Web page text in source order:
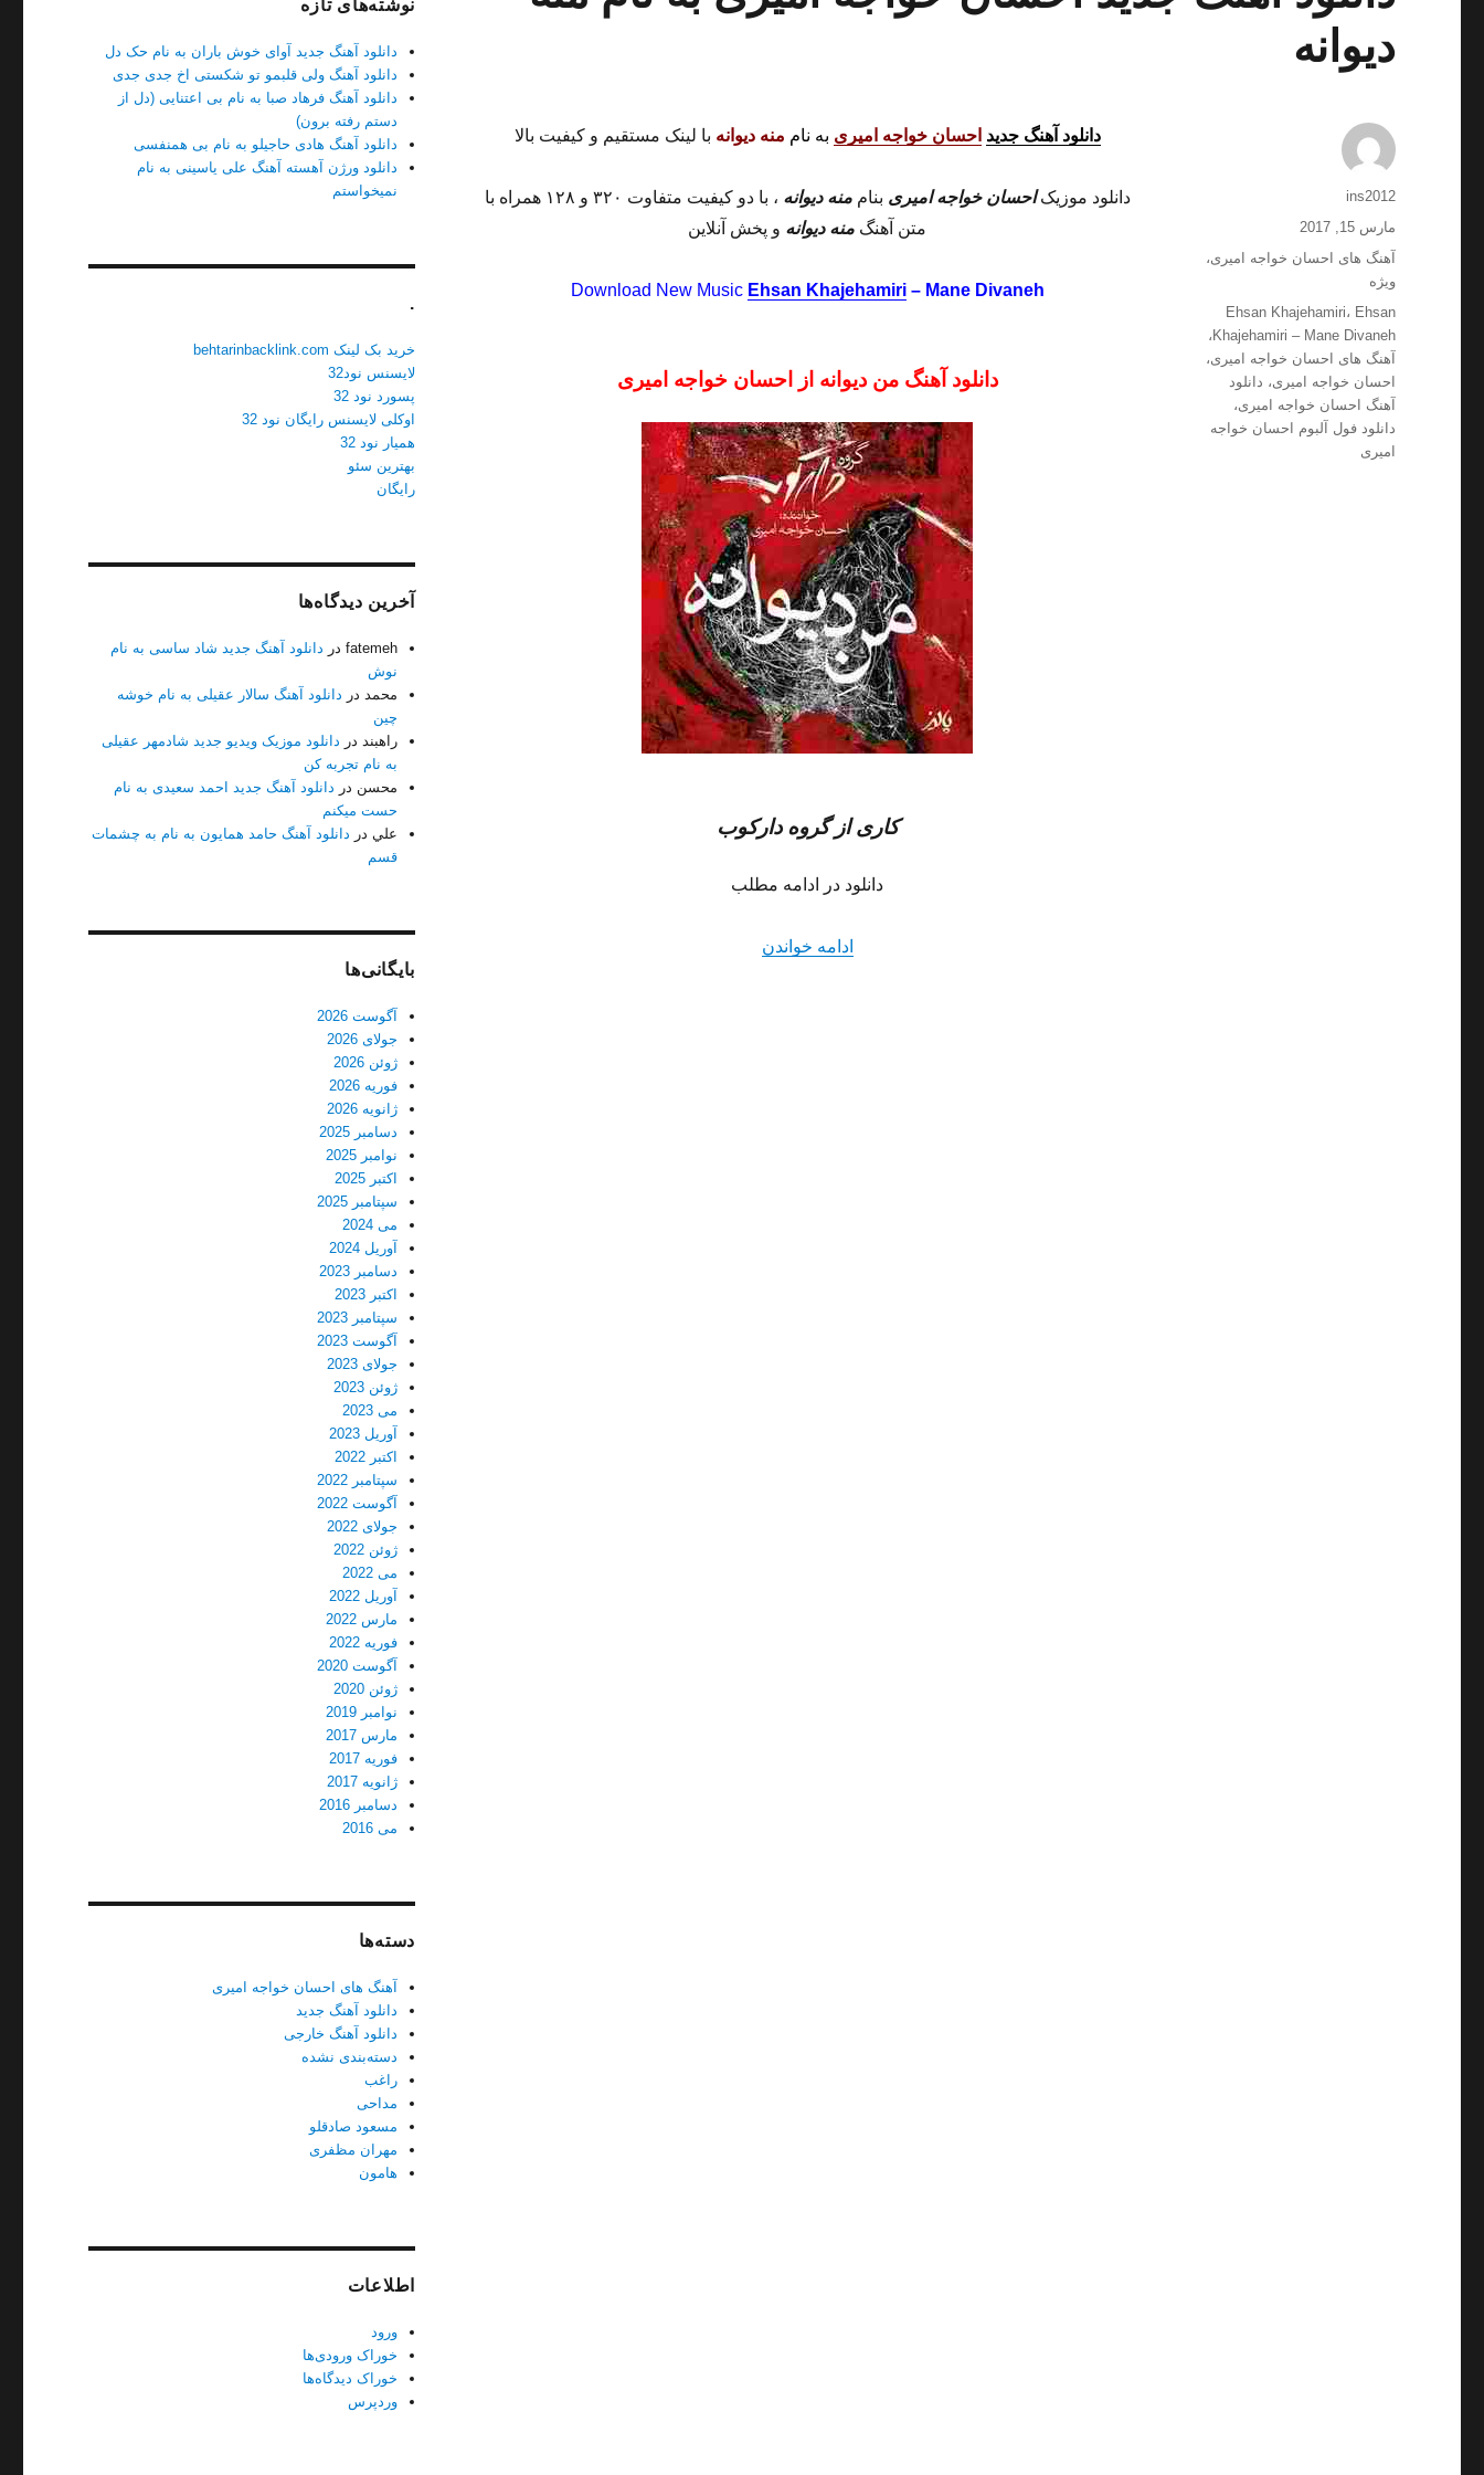
دیوانه
دانلود آهنگ جدید احسان خواجه امیری به نام منه دیوانه با لینک مستقیم و کیفیت بالا
دانلود موزیکاحسان خواجه امیری بناممنه دیوانه
، با دو کیفیت متفاوت ۳۲۰ و ۱۲۸ همراه با
متن آهنگ منه دیوانه و پخش آنلاین
Download New Music Ehsan Khajehamiri– Mane Divaneh
دانلود آهنگ من دیوانه از احسان خواجه امیری
کاری از گروه دارکوب
دانلود در ادامه مطلب
ادامه خواندن
نویسنده
ins2012
ارسال
شده
مارس 15, 2017
دسته‌ها
آهنگ های احسان خواجه امیری،
ویژه
برچسب‌هاEhsan Khajehamiri، Ehsan
Khajehamiri – Mane Divaneh ،
آهنگ های احسان خواجه امیری،
احسان خواجه امیری، دانلود
آهنگ احسان خواجه امیری،
دانلود فول آلبوم احسان خواجه
امیری
نوشته‌های تازه
دانلود آهنگ جدید آوای خوش باران به نام حک دل
دانلود آهنگ ولی قلبمو تو شکستی اخ جدی جدی
دانلود آهنگ فرهاد صبا به نام بی اعتنایی (دل از
دستم رفته برون)
دانلود آهنگ هادی حاجیلو به نام بی همنفسی
دانلود ورژن آهسته آهنگ علی یاسینی به نام
نمیخواستم
.
خرید بک لینک behtarinbacklink.com
لایسنس نود32
پسورد نود 32
اوکلی لایسنس رایگان نود 32
همیار نود 32
بهترین سئو
رایگان
آخرین دیدگاه‌ها
fatemeh در دانلود آهنگ جدید شاد ساسی به نام
نوش
محمد در دانلود آهنگ سالار عقیلی به نام خوشه
چین
راهبند در دانلود موزیک ویدیو جدید شادمهر عقیلی
به نام تجربه کن
محسن در دانلود آهنگ جدید احمد سعیدی به نام
حست میکنم
علي در دانلود آهنگ حامد همایون به نام به چشمات
قسم
بایگانی‌ها
آگوست 2026
جولای 2026
ژوئن 2026
فوریه 2026
ژانویه 2026
دسامبر 2025
نوامبر 2025
اکتبر 2025
سپتامبر 2025
می 2024
آوریل 2024
دسامبر 2023
اکتبر 2023
سپتامبر 2023
آگوست 2023
جولای 2023
ژوئن 2023
می 2023
آوریل 2023
اکتبر 2022
سپتامبر 2022
آگوست 2022
جولای 2022
ژوئن 2022
می 2022
آوریل 2022
مارس 2022
فوریه 2022
آگوست 2020
ژوئن 2020
نوامبر 2019
مارس 2017
فوریه 2017
ژانویه 2017
دسامبر 2016
می 2016
دسته‌ها
آهنگ های احسان خواجه امیری
دانلود آهنگ جدید
دانلود آهنگ خارجی
دسته‌بندی نشده
راغب
مداحی
مسعود صادقلو
مهران مظفری
هامون
اطلاعات
ورود
خوراک ورودی‌ها
خوراک دیدگاه‌ها
وردپرس